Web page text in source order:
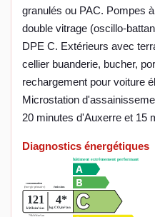
granulés ou PAC. Pompes
double vitrage (oscillo-
DPE C. Extérieurs avec
cellier buanderie, bucher,
rechargement pour voiture
Microstation
20 minutes d'Auxerre et 15
Diagnostics énergétiques